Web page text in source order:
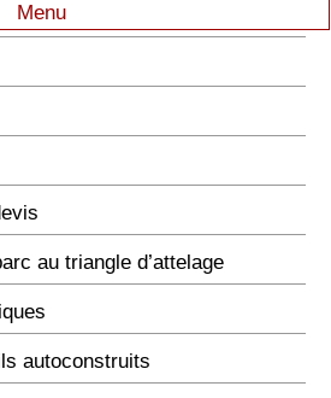
Menu
au triangle d’attelage
autoconstruits